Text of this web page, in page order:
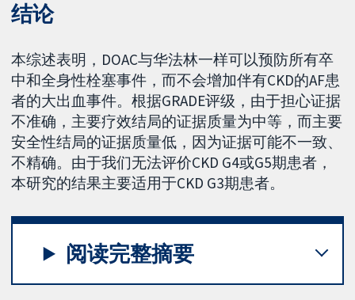
结论
本综述表明，DOAC与华法林一样可以预防所有卒
中和全身性栓塞事件，而不会增加伴有CKD的AF患
者的大出血事件。根据GRADE评级，由于担心证据
不准确，主要疗效结局的证据质量为中等，而主要
安全性结局的证据质量低，因为证据可能不一致、
不精确。由于我们无法评价CKD G4或G5期患者，
本研究的结果主要适用于CKD G3期患者。
阅读完整摘要